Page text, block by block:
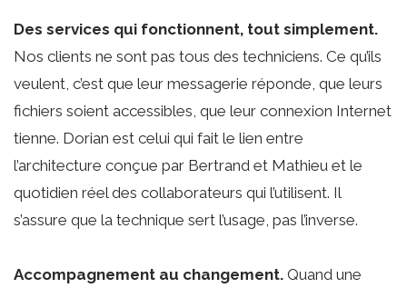
Des services qui fonctionnent, tout simplement.
Nos clients ne sont pas tous des techniciens. Ce qu’ils
veulent, c’est que leur messagerie réponde, que leurs
fichiers soient accessibles, que leur connexion Internet
tienne. Dorian est celui qui fait le lien entre
l’architecture conçue par Bertrand et Mathieu et le
quotidien réel des collaborateurs qui l’utilisent. Il
s’assure que la technique sert l’usage, pas l’inverse.
Accompagnement au changement. Quand une